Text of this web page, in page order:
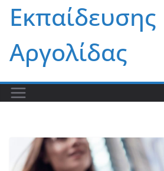
Εκπαίδευσης
Αργολίδας